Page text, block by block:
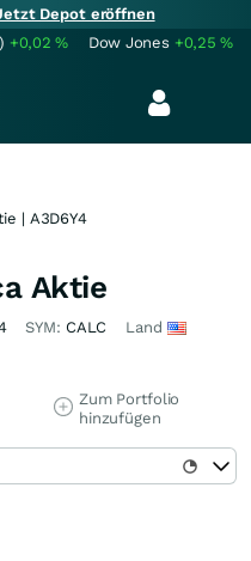
Depot eröffnen
+0,02% Dow Jones +0,25%
| A3D6Y4
Aktie
SYM: CALC Land
Zum Portfolio
hinzufügen